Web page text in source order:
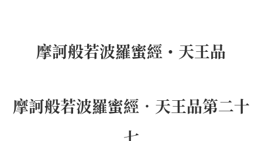
摩訶般若波羅蜜經・天王品
摩訶般若波羅蜜經．天王品第二十